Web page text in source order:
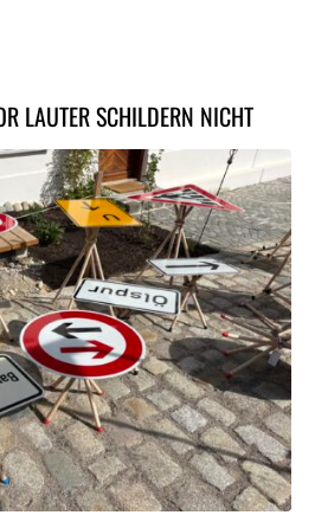
LAUTER SCHILDERN NICHT
×